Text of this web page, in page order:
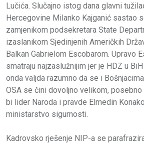
Lučića. Slučajno istog dana glavni
Hercegovine Milanko Kajganić sastao
zamjenikom podsekretara State
izaslanikom Sjedinjenih Američkih
Balkan Gabrielom Escobarom. Upravo
smatraju najzaslužnijim jer je HDZ u
onda valjda razumno da se i
OSA se čini dovoljno velikom,
bi lider Naroda i pravde Elmedin
ministarstvo sigurnosti.
Kadrovsko rješenje NIP-a se